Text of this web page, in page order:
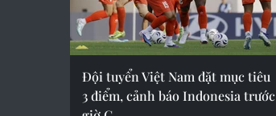
Đội tuyển Việt Nam đặt mục tiêu
3 điểm, cảnh báo Indonesia trước